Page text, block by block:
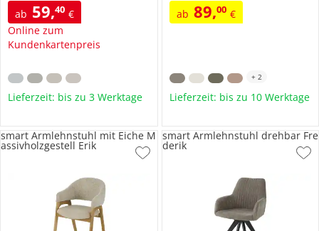
ab 59,40 €
Online zum
Kundenkartenpreis
Lieferzeit: bis zu 3 Werktage
ab 89,00 €
+ 2
Lieferzeit: bis zu 10 Werktage
smart Armlehnstuhl mit Eiche M
assivholzgestell Erik
smart Armlehnstuhl drehbar Fre
derik